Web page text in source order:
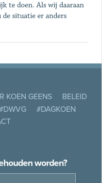
te doen. Als wij daaraan
situatie er anders
KOEN GEENS
BELEID
#DAGKOEN
worden?